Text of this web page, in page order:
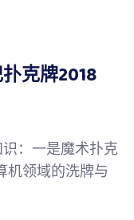
克牌2018
：一是魔术扑克
机领域的洗牌与